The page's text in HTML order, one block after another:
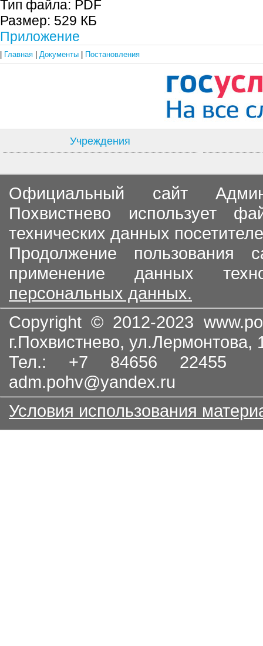
Тип файла: PDF
Размер: 529 КБ
Приложение
Главная Документы Постановления
Учреждения
Официальный сайт
Похвистнево использует
технических данных
Продолжение пользования
применение данных
персональных данных.
Copyright © 2012-2023
г.Похвистнево, ул.Лермонтова,
Тел.: +7 84656
adm.pohv@yandex.ru
Условия использования